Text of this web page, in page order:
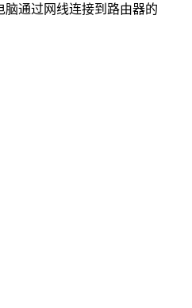
脑通过网线连接到路由器的